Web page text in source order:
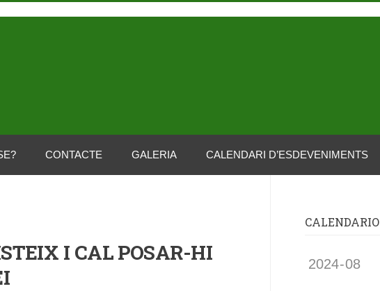
CONTACTE GALERIA CALENDARI D’ESDEVENIMENTS
I CAL POSAR-HI
CALENDARIO